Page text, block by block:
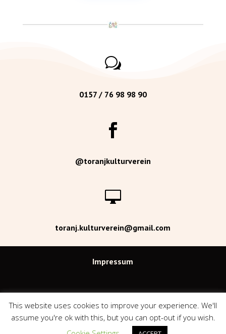
w
0157 / 76 98 98 90

@toranjkulturverein

toranj.kulturverein@gmail.com
Impressum
Über Uns
This website uses cookies to improve your experience. We'll
assume you're ok with this, but you can opt-out if you wish.